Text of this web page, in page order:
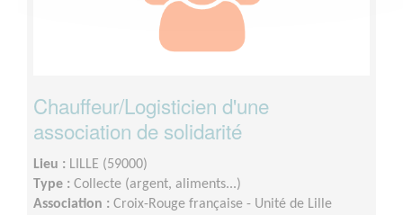
Chauffeur/Logisticien d'une
association de solidarité
Lieu : LILLE (59000)
Type : Collecte (argent, aliments...)
Association : Croix-Rouge française - Unité de Lille